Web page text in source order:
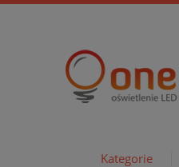
Kategorie